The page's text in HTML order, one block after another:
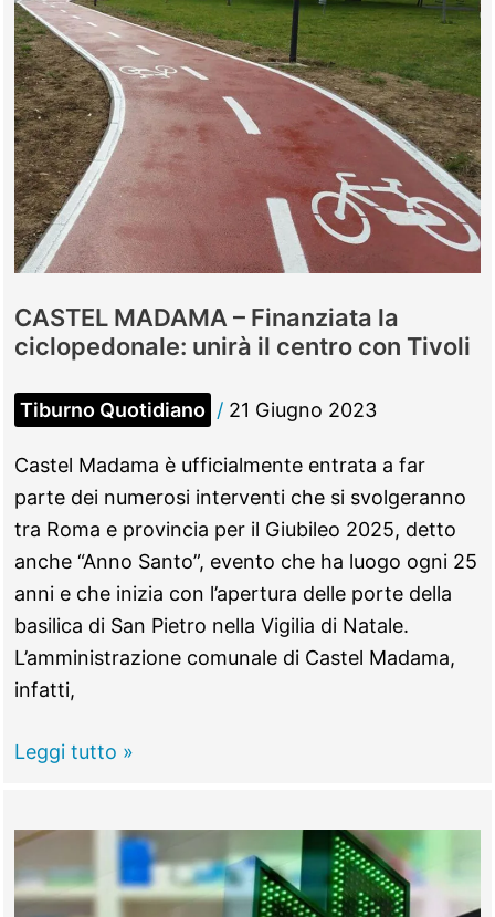
a
Castel
Madama
l’attesa
è
finita
CASTEL MADAMA – Finanziata la
ciclopedonale: unirà il centro con Tivoli
Tiburno Quotidiano / 21 Giugno 2023
Castel Madama è ufficialmente entrata a far
parte dei numerosi interventi che si svolgeranno
tra Roma e provincia per il Giubileo 2025, detto
anche “Anno Santo”, evento che ha luogo ogni 25
anni e che inizia con l’apertura delle porte della
basilica di San Pietro nella Vigilia di Natale.
L’amministrazione comunale di Castel Madama,
infatti,
CASTEL
Finanziata
la
ciclopedonale:
Leggi tutto »